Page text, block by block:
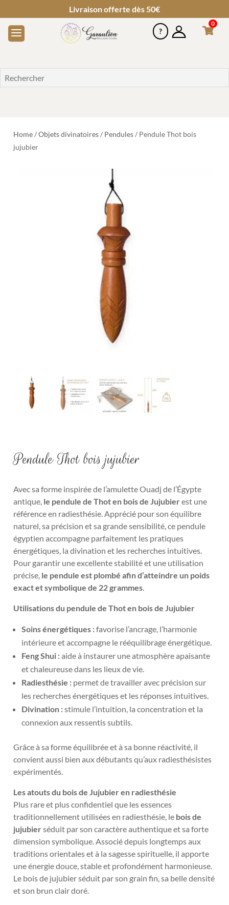
Livraison offerte dès 50€
0
Home/Objets divinatoires/ Pendules/ Pendule Thot bois
jujubier
Pendule Thot bois jujubier
Avec sa forme inspirée de l’amulette Ouadj de l’Égypte
antique, le pendule de Thot en bois de Jujubierest une
référence en radiesthésie. Apprécié pour son équilibre
naturel, sa précision et sa grande sensibilité, ce pendule
égyptien accompagne parfaitement les pratiques
énergétiques, la divination et les recherches intuitives.
Pour garantir une excellente stabilité et une utilisation
précise, le pendule est plombé afin d’atteindre un poids
exact et symbolique de 22 grammes
Utilisations du pendule de Thot en bois de Jujubier
Soins énergétiques :favorise l’ancrage, l’harmonie
intérieure et accompagne le rééquilibrage énergétique.
Feng Shui :aide à instaurer une atmosphère apaisante
et chaleureuse dans les lieux de vie.
Radiesthésie : permet de travailler avec précision sur
les recherches énergétiques et les réponses intuitives.
Divination :stimule l’intuition, la concentration et la
connexion aux ressentis subtils.
Grâce à sa forme équilibrée et à sa bonne réactivité, il
convient aussi bien aux débutants qu’aux radiesthésistes
expérimentés.
Les atouts du bois de Jujubier en radiesthésie
Plus rare et plus confidentiel que les essences
traditionnellement utilisées en radiesthésie, le bois de
jujubierséduit par son caractère authentique et sa forte
dimension symbolique. Associé depuis longtemps aux
traditions orientales et à la sagesse spirituelle, il apporte
une énergie douce, stable et profondément harmonieuse.
Le bois de jujubier séduit par son grain fin, sa belle densité
et son brun clair doré.